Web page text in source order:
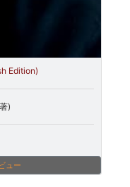
Edition)
)
ュー